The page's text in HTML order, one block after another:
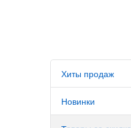
Хиты продаж
Новинки